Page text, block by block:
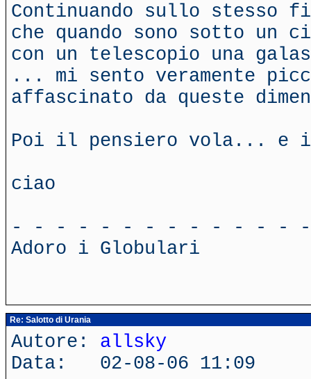
Continuando sullo stesso
che quando sono sotto un
con un telescopio una
... mi sento veramente
affascinato da queste
Poi il pensiero vola... e
ciao
- - - - - - - - - - - - -
Adoro i Globulari
Re: Salotto di Urania
Autore: allsky
Data: 02-08-06 11:09